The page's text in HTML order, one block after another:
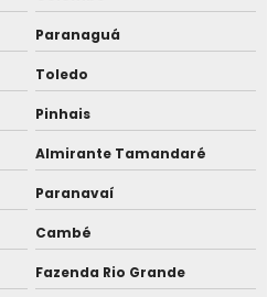
office
facial
Paranaguá
Toledo
Pinhais
Almirante Tamandaré
Paranavaí
Cambé
Fazenda Rio Grande